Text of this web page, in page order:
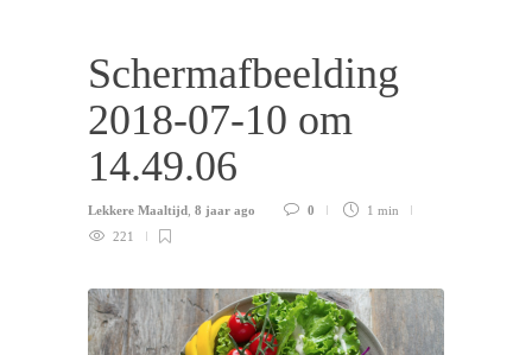
Schermafbeelding
2018-07-10 om
14.49.06
Lekkere Maaltijd 8 jaar ago 0
1 min
221